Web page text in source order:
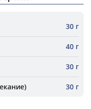
30 г
40 г
30 г
30 г